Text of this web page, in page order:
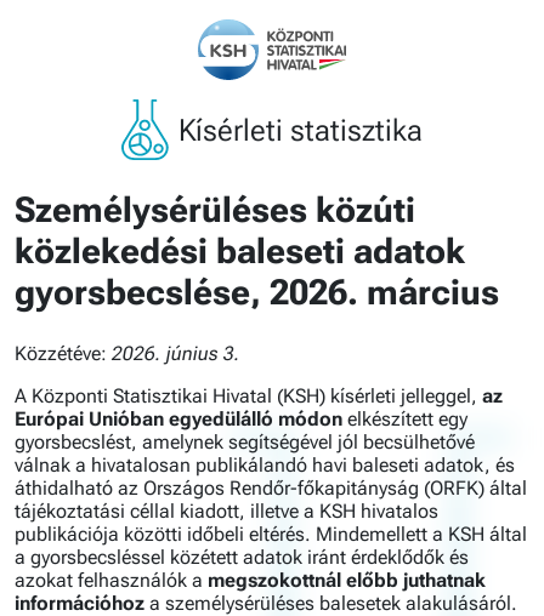
Kísérleti statisztika
Személysérüléses közúti
közlekedési baleseti adatok
gyorsbecslése, 2026. március
Közzétéve: 2026. június 3.
A Központi Statisztikai Hivatal (KSH) kísérleti jelleggel, az
Európai Unióban egyedülálló módon elkészített egy
gyorsbecslést, amelynek segítségével jól becsülhetővé
válnak a hivatalosan publikálandó havi baleseti adatok, és
áthidalható az Országos Rendőr-főkapitányság (ORFK) által
tájékoztatási céllal kiadott, illetve a KSH hivatalos
publikációja közötti időbeli eltérés. Mindemellett a KSH által
a gyorsbecsléssel közétett adatok iránt érdeklődők és
azokat felhasználók a megszokottnál előbb juthatnak
információhoz a személysérüléses balesetek alakulásáról.